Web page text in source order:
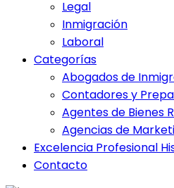
Legal
Inmigración
Laboral
Categorías
Abogados de
Contadores y
Agentes de Bienes
Agencias de
Excelencia Profesional
Contacto